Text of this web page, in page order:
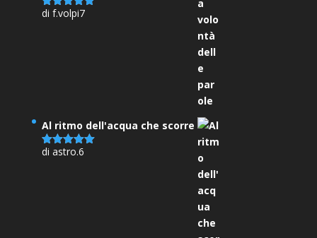
Valutato 5
di f.volpi7
Al ritmo dell'acqua che scorre
Valutato5
di astro.6